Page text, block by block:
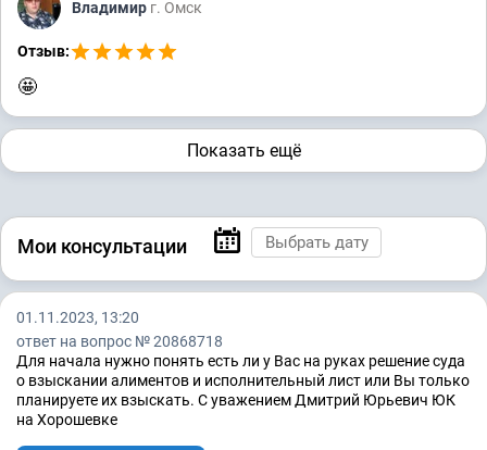
Владимир г. Омск
Отзыв:
🤩
Показать ещё
Мои консультации
01.11.2023, 13:20
ответ на вопрос № 20868718
Для начала нужно понять есть ли у Вас на руках решение суда
о взыскании алиментов и исполнительный лист или Вы только
планируете их взыскать. С уважением Дмитрий Юрьевич ЮК
на Хорошевке